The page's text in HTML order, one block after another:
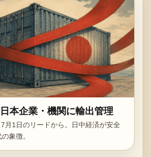
本企業・機関に輸出管理
月1日のリードから。日中経済が安全
象徴。